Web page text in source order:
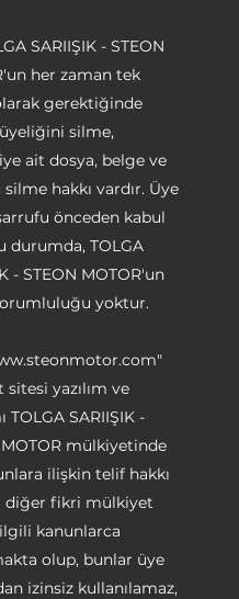
SARIIŞIK - STEON
her zaman tek
gerektiğinde
silme,
ait dosya, belge ve
hakkı vardır. Üye
önceden kabul
durumda, TOLGA
- STEON MOTOR'un
yoktur.
"
yazılım ve
TOLGA SARIIŞIK -
MOTOR mülkiyetinde
ilişkin telif hakkı
diğer fikri mülkiyet
kanunlarca
olup, bunlar üye
izinsiz kullanılamaz,